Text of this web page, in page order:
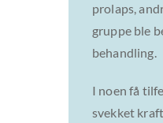
prolaps,
gruppe ble
behandling.
I noen få
svekket